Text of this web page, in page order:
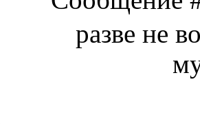
разве не